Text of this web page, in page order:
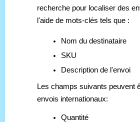
recherche pour localiser des
l'aide de mots-clés tels que :
Nom du destinataire
SKU
Description de l'envoi
Les champs suivants peuvent
envois internationaux:
Quantité